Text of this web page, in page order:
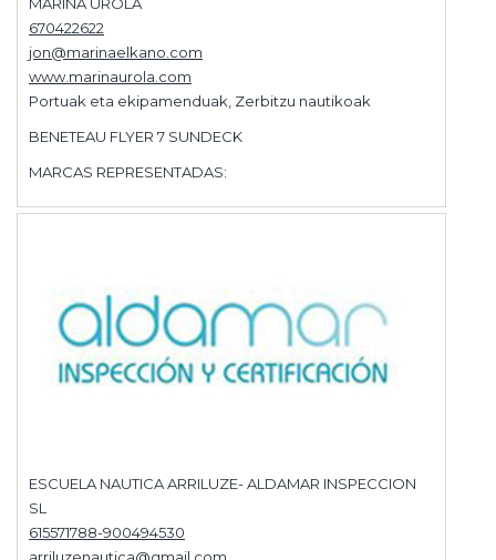
670422622
jon@marinaelkano.com
www.marinaurola.com
Portuak eta ekipamenduak, Zerbitzu nautikoak
BENETEAU FLYER 7 SUNDECK
MARCAS REPRESENTADAS:
ESCUELA NAUTICA ARRILUZE- ALDAMAR INSPECCION
SL
615571788-900494530